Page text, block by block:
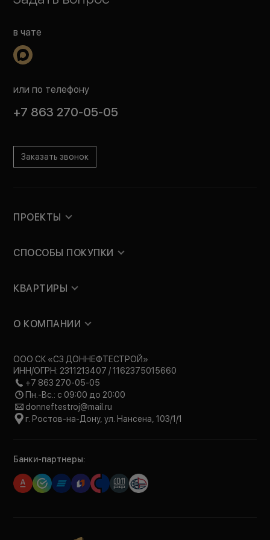
в чате
или по телефону
+7 863 270-05-05
Заказать звонок
ПРОЕКТЫ
СПОСОБЫ ПОКУПКИ
КВАРТИРЫ
О КОМПАНИИ
ООО СК «СЗ ДОННЕФТЕСТРОЙ»
ИНН/ОГРН: 2311213407 / 1162375015660
+7 863 270-05-05
Пн.-Вс.: с 09:00 до 20:00
donneftestroj@mail.ru
г. Ростов-на-Дону, ул. Нансена, 103/1/1
Банки-партнеры: